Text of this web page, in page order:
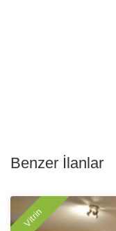
Benzer İlanlar
Vitrin